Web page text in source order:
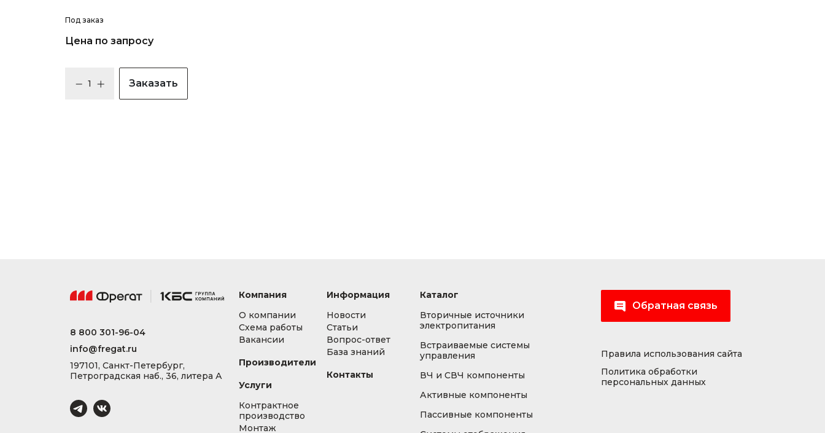
Под заказ
Цена по запросу
Заказать
8 800 301-96-04
info@fregat.ru
197101, Санкт-Петербург,
Петроградская наб., 36, литера А
Компания
О компании
Схема работы
Вакансии
Производители
Услуги
Контрактное
производство
Монтаж
Информация
Новости
Статьи
Вопрос-ответ
База знаний
Контакты
Каталог
Вторичные источники
электропитания
Встраиваемые системы
управления
ВЧ и СВЧ компоненты
Активные компоненты
Пассивные компоненты
Обратная связь
Правила использования сайта
Политика обработки
персональных данных